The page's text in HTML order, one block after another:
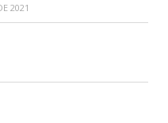
2021